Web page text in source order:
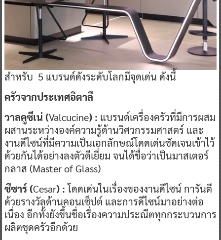
สำหรับ 5 แบรนด์ดังระดับโลกมีจุดเด่น ดังนี้
ครัวจากประเทศอิตาลี
วาลคูซีเน่ (Valcucine) : แบรนด์เครื่องครัวที่มีการผสม
ผสานระหว่างองค์ความรู้ด้านวิศวกรรมศาสตร์ และ
งานดีไซน์ที่มีความเป็นเอกลักษณ์โดดเด่นชัดเจนเข้าไว้
ด้วยกันได้อย่างลงตัวดีเยี่ยม จนได้ชื่อว่าเป็นมาสเตอร์
กลาส (Master of Glass)
ซีซาร์(Cesar) :โดดเด่นในเรื่องของงานดีไซน์ การันตี
ด้วยรางวัลด้านคอนเซ็ปต์ และการดีไซน์มาอย่างต่อ
เนื่อง อีกทั้งยังขึ้นชื่อเรื่องความประณีตทุกกระบวนการ
ผลิตชุดครัวอีกด้วย